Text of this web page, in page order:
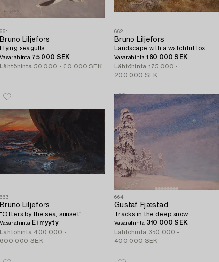
661
Bruno Liljefors
Flying seagulls.
Vasarahinta 75 000 SEK
Lähtöhinta 50 000 - 60 000 SEK
662
Bruno Liljefors
Landscape with a watchful fox.
Vasarahinta160 000 SEK
Lähtöhinta 175 000 -
200 000 SEK
663
Bruno Liljefors
"Otters by the sea, sunset".
Vasarahinta Ei myyty
Lähtöhinta 400 000 -
600 000 SEK
664
Gustaf Fjæstad
Tracks in the deep snow.
Vasarahinta 310 000 SEK
Lähtöhinta 350 000 -
400 000 SEK